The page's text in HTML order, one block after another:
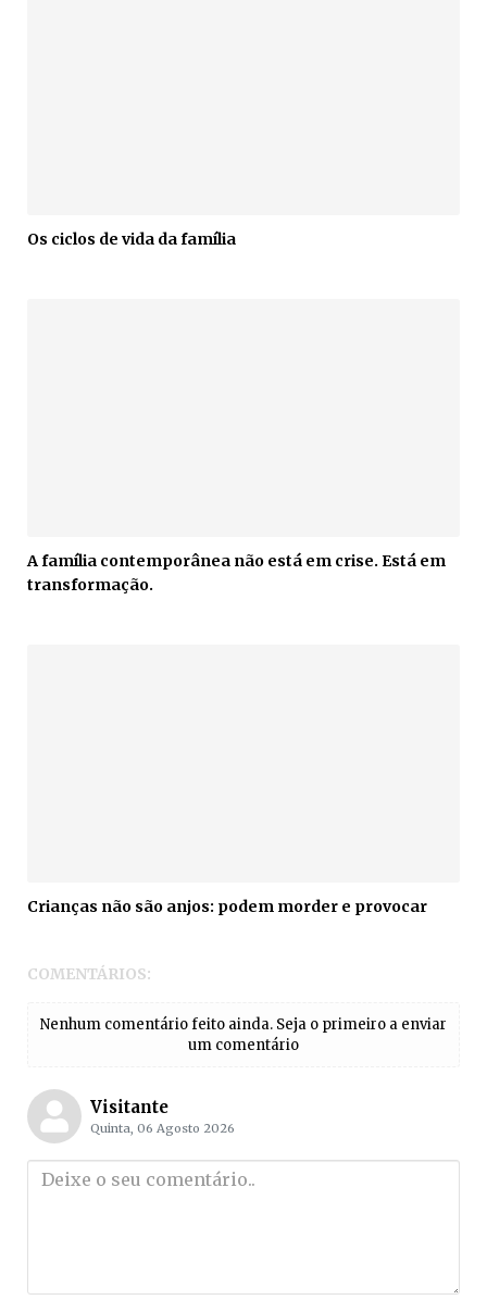
Os ciclos de vida da família
A família contemporânea não está em crise. Está em
transformação.
Crianças não são anjos: podem morder e provocar
COMENTÁRIOS:
Nenhum comentário feito ainda. Seja o primeiro a enviar
um comentário
Visitante
Quinta, 06 Agosto 2026